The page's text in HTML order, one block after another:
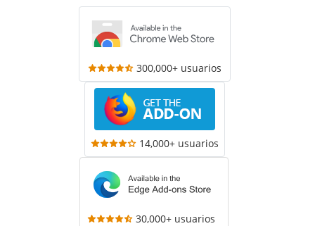
300,000+ usuarios
14,000+ usuarios
30,000+ usuarios